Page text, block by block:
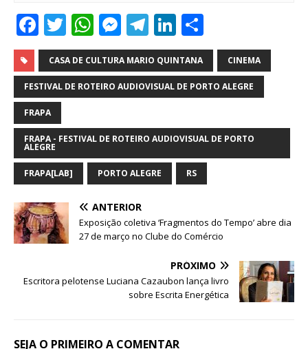
F
a
c
e
b
o
o
k
T
w
it
te
W
h
at
s
p
p
M
e
ss
e
g
e
r
T
el
e
g
m
Li
n
k
e
n
h
ar
e
CASA DE CULTURA MARIO QUINTANA CINEMA
FESTIVAL DE ROTEIRO AUDIOVISUAL DE PORTO ALEGRE
FRAPA
FRAPA - FESTIVAL DE ROTEIRO AUDIOVISUAL DE PORTO
ALEGRE
FRAPA[LAB] PORTO ALEGRE RS
ANTERIOR
Exposição coletiva ‘Fragmentos do Tempo’ abre dia
27 de março no Clube do Comércio
PRÓXIMO
Escritora pelotense Luciana Cazaubon lança livro
sobre Escrita Energética
SEJA O PRIMEIRO A COMENTAR